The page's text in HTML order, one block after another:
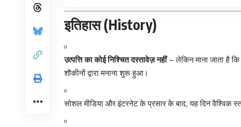
इतिहास (History)
उत्पत्ति का कोई निश्चित दस्तावेज़ नहीं– लेकिन माना जाता है कि
शौकीनों द्वारा मनाना शुरू हुआ।
सोशल मीडिया और इंटरनेट के प्रसार के बाद, यह दिन वैश्विक